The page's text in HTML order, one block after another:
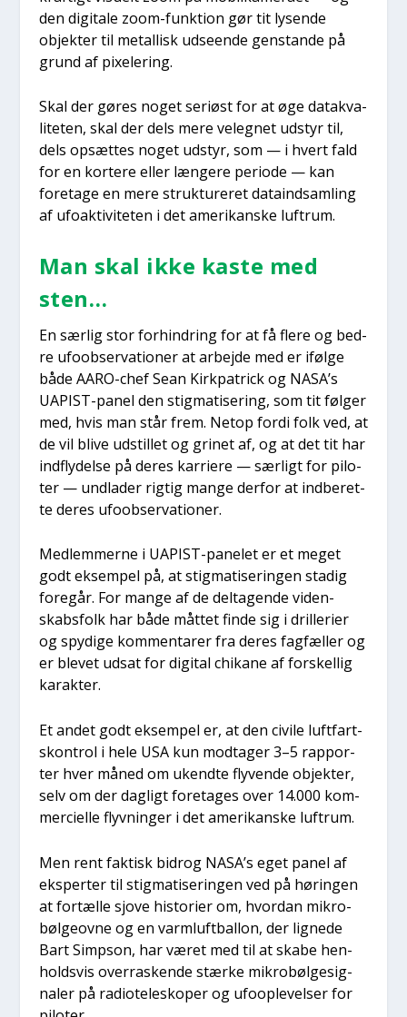
den digi­ta­le zoom-funk­tion gør tit lysen­de
objek­ter til metal­lisk udse­en­de gen­stan­de på
grund af pixe­le­ring.
Skal der gøres noget seri­øst for at øge data­kva­
li­te­ten, skal der dels mere vel­eg­net udstyr til,
dels opsæt­tes noget udstyr, som — i hvert fald
for en kor­te­re eller læn­ge­re peri­o­de — kan
fore­ta­ge en mere struk­tu­re­ret data­ind­sam­ling
af ufo­ak­ti­vi­te­ten i det ame­ri­kan­ske luftrum.
Man skal ikke kaste med
sten…
En sær­lig stor for­hin­dring for at få fle­re og bed­
re ufoob­ser­va­tio­ner at arbej­de med er iføl­ge
både AARO-chef Sean Kirk­pa­tri­ck og NASA’s
UAPIST-panel den stig­ma­ti­se­ring, som tit føl­ger
med, hvis man står frem. Net­op for­di folk ved, at
de vil bli­ve udstil­let og gri­net af, og at det tit har
ind­fly­del­se på deres kar­ri­e­re — sær­ligt for pilo­
ter — und­la­der rig­tig man­ge der­for at ind­be­ret­
te deres ufoob­ser­va­tio­ner.
Med­lem­mer­ne i UAPIST-pane­let er et meget
godt eksem­pel på, at stig­ma­ti­se­rin­gen sta­dig
fore­går. For man­ge af de del­ta­gen­de viden­
skabs­folk har både måt­tet fin­de sig i dril­le­ri­er
og spy­di­ge kom­men­ta­rer fra deres fag­fæl­ler og
er ble­vet udsat for digi­tal chi­ka­ne af for­skel­lig
karak­ter.
Et andet godt eksem­pel er, at den civi­le luft­fart­
s­kon­trol i hele USA kun mod­ta­ger 3–5 rap­por­
ter hver måned om ukend­te fly­ven­de objek­ter,
selv om der dag­ligt fore­ta­ges over 14.000 kom­
merci­el­le flyv­nin­ger i det ame­ri­kan­ske luftrum.
Men rent fak­tisk bidrog NASA’s eget panel af
eks­per­ter til stig­ma­ti­se­rin­gen ved på hørin­gen
at for­tæl­le sjove histo­ri­er om, hvor­dan mikro­
bøl­ge­ov­ne og en varm­luft­bal­lon, der lig­ne­de
Bart Simp­son, har været med til at ska­be hen­
holds­vis over­ra­sken­de stær­ke mikro­bøl­ge­sig­
na­ler på radi­o­te­lesko­per og ufoop­le­vel­ser for